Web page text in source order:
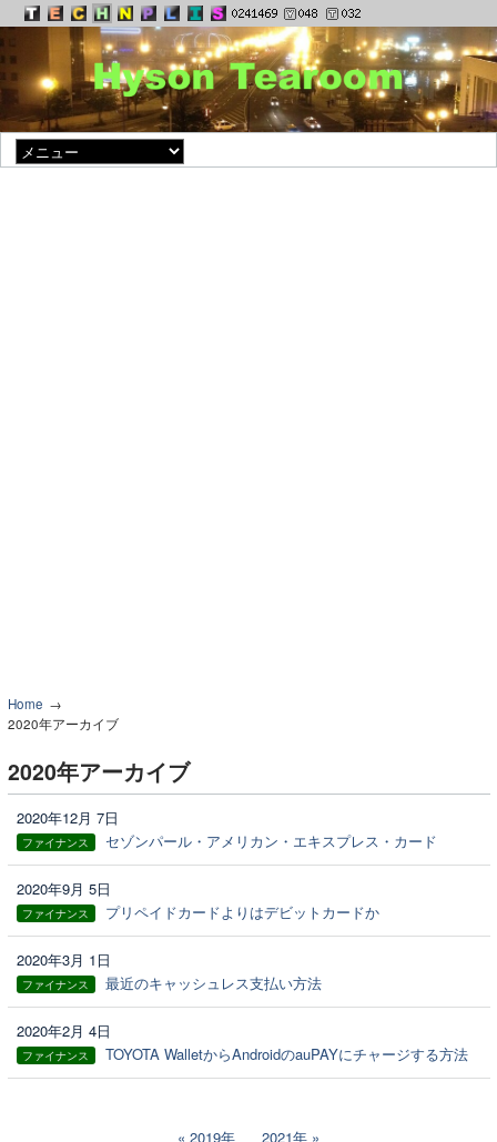
Home
2020年アーカイブ
2020年アーカイブ
2020年12月 7日
ファイナンス セゾンパール・アメリカン・エキスプレス・カード
2020年9月 5日
ファイナンス プリペイドカードよりはデビットカードか
2020年3月 1日
ファイナンス 最近のキャッシュレス支払い方法
2020年2月 4日
ファイナンス TOYOTA WalletからAndroidのauPAYにチャージする方法
2019年 2021年